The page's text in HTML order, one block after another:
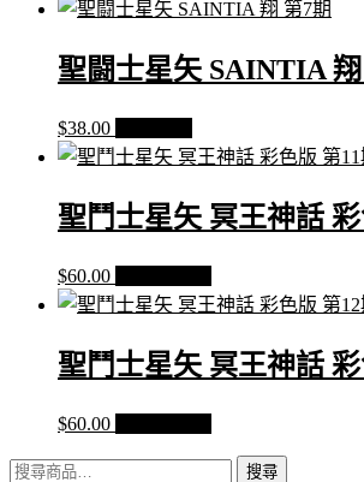
聖闘士星矢 SAINTIA 翔
$38.00
聖鬥士星矢 冥王神話
$60.00
聖鬥士星矢 冥王神話
$60.00
搜
搜尋